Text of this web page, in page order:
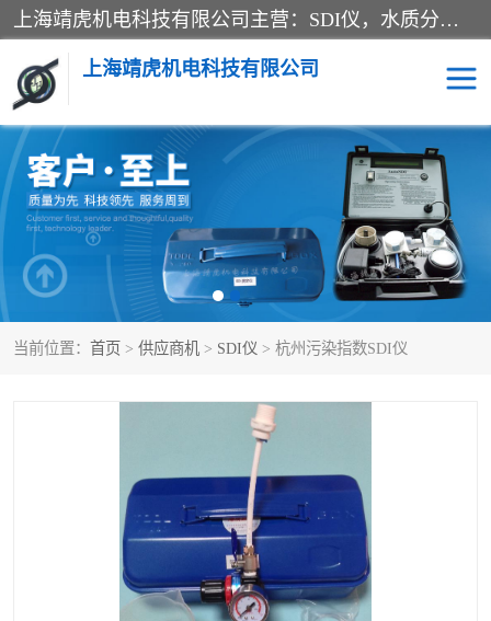
上海靖虎机电科技有限公司主营：SDI仪，水质分析仪，水质检测仪产品；上海靖虎机电科技有限公司在专业制造和研发等方面的强大的平台优势，利用自身在自动化仪表、自控系统及环保监测仪器的专长，以优良的技术，优越的产品质量和良好的服务质量与广大客户真诚合作。
上海靖虎机电科技有限公司
当前位置： 首页 > 供应商机 > SDI仪 > 杭州污染指数SDI仪
SDI仪 过滤膜过滤纸
PH电导测试笔 水质分析仪
水质检测仪 电导测试笔
PH电导测试仪